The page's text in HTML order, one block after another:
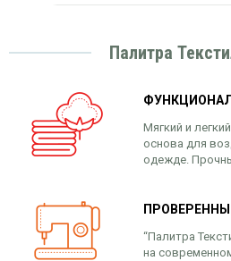
Палитра
Мягкий и
основа для
одежде.
“Палитра
на